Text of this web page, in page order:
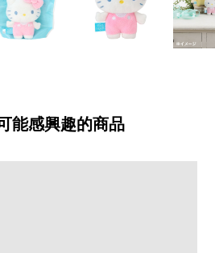
能感興趣的商品